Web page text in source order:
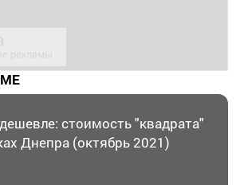
стоимость "квадрата"
Днепра (октябрь 2021)